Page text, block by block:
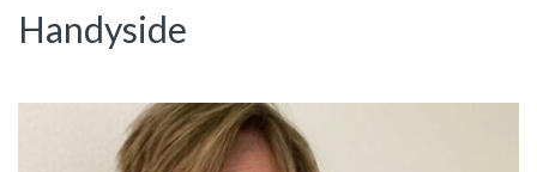
Handyside